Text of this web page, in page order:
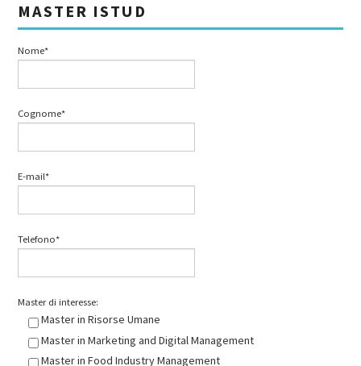
MASTER ISTUD
Nome*
Cognome*
E-mail*
Telefono*
Master di interesse:
Master in Risorse Umane
Master in Marketing and Digital Management
Master in Food Industry Management